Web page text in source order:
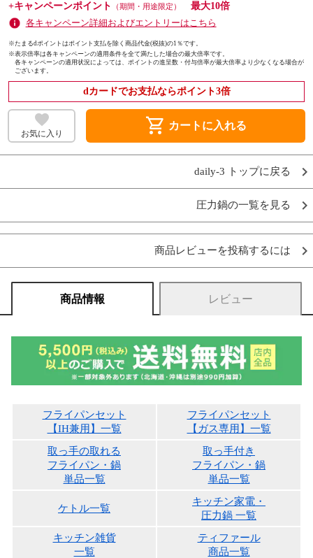
+キャンペーンポイント
（期間・用途限定）
最大10倍
各キャンペーン詳細およびエントリーはこちら
※たまるdポイントはポイント支払を除く商品代金(税抜)の1％です。
※表示倍率は各キャンペーンの適用条件を全て満たした場合の最大倍率です。
各キャンペーンの適用状況によっては、ポイントの進呈数・付与倍率が最大倍率より少なくなる場合が
ございます。
dカードでお支払ならポイント3倍
お気に入り shopping_cart カートに入れる
daily-3 トップに戻る
圧力鍋の一覧を見る
商品レビューを投稿するには
商品情報 レビュー
フライパンセット
【IH兼用】一覧
フライパンセット
【ガス専用】一覧
取っ手の取れる
フライパン・鍋
単品一覧
取っ手付き
フライパン・鍋
単品一覧
ケトル一覧
キッチン家電・
圧力鍋 一覧
キッチン雑貨
一覧
ティファール
商品一覧